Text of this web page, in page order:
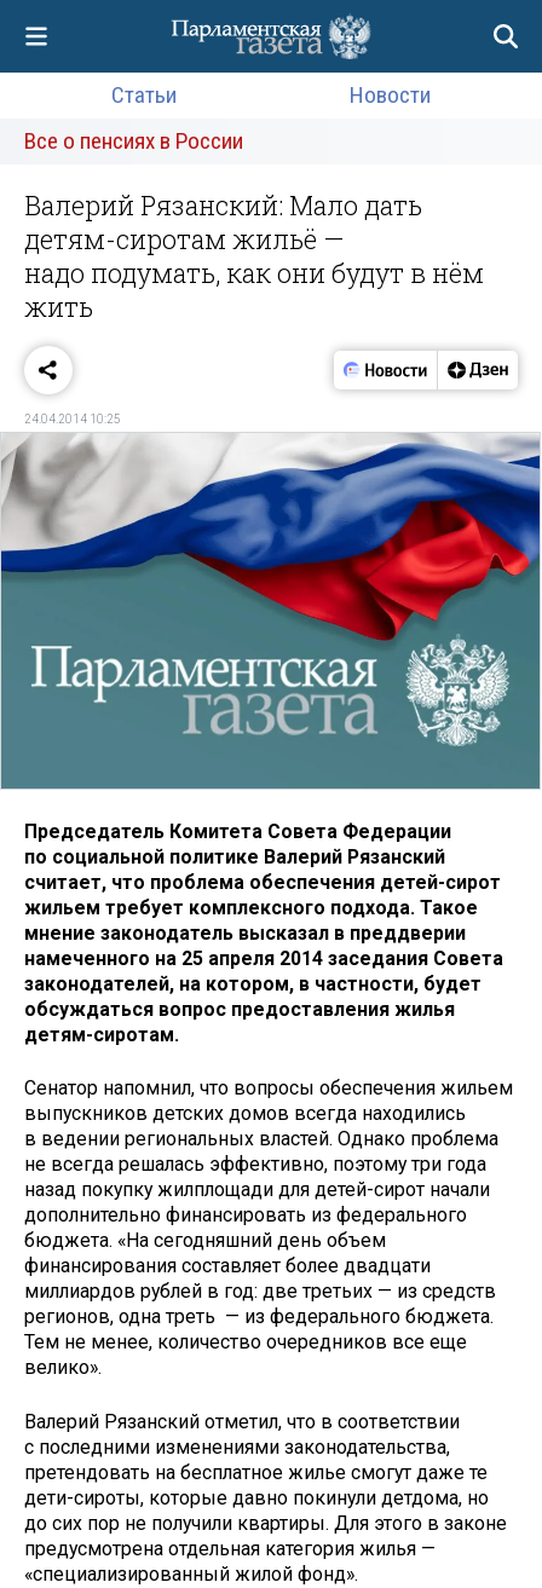
Статьи
Новости
Все о пенсиях в России
Валерий Рязанский: Мало дать
детям-сиротам жильё —
надо подумать, как они будут в нём
жить
24.04.2014 10:25
Председатель Комитета Совета Федерации
по социальной политике Валерий Рязанский
считает, что проблема обеспечения детей-сирот
жильем требует комплексного подхода. Такое
мнение законодатель высказал в преддверии
намеченного на 25 апреля 2014 заседания Совета
законодателей, на котором, в частности, будет
обсуждаться вопрос предоставления жилья
детям-сиротам.
Сенатор напомнил, что вопросы обеспечения жильем
выпускников детских домов всегда находились
в ведении региональных властей. Однако проблема
не всегда решалась эффективно, поэтому три года
назад покупку жилплощади для детей-сирот начали
дополнительно финансировать из федерального
бюджета. «На сегодняшний день объем
финансирования составляет более двадцати
миллиардов рублей в год: две третьих — из средств
регионов, одна треть — из федерального бюджета.
Тем не менее, количество очередников все еще
велико».
Валерий Рязанский отметил, что в соответствии
с последними изменениями законодательства,
претендовать на бесплатное жилье смогут даже те
дети-сироты, которые давно покинули детдома, но
до сих пор не получили квартиры. Для этого в законе
предусмотрена отдельная категория жилья —
«специализированный жилой фонд».